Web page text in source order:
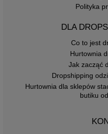
Polityka
DLA
Co to jest
Hurtownia
Jak zacząć
Dropshipping
Hurtownia dla sklepów
butiku